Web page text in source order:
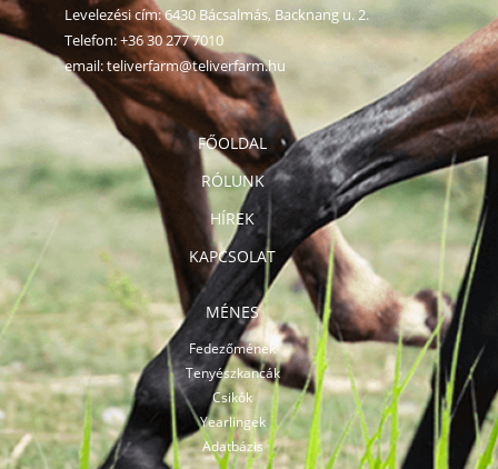
FŐOLDAL
RÓLUNK
HÍREK
KAPCSOLAT
MÉNES
Fedezőmének
Tenyészkancák
Csikók
Yearlingek
Adatbázis
Levelezési cím: 6430 Bácsalmás, Backnang u. 2.
Telefon:+36 30 277 7010
email:teliverfarm@teliverfarm.hu